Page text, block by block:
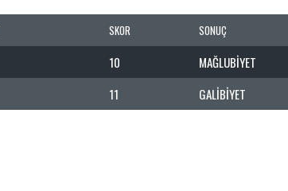
SKOR SONUÇ
10
MAĞLUBIYET
11 GALIBIYET